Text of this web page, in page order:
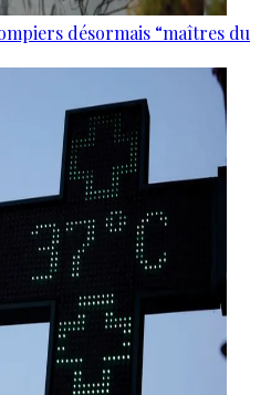
désormais “maîtres du